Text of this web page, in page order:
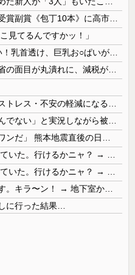
見てるんですかッ！」
に行った結果…